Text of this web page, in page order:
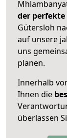
der
Gütersloh
auf unsere
uns
planen.
Innerhalb
Ihnen die
überlassen